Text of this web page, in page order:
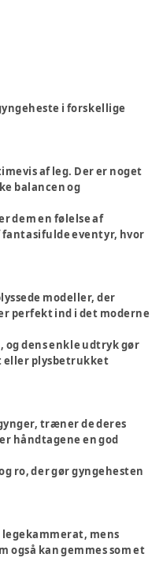
i forskellige
af leg. Der er noget
balancen og
dem en følelse af
fantasifulde eventyr, hvor
modeller, der
perfekt ind i det moderne
og dens enkle udtryk gør
eller plysbetrukket
træner de deres
håndtagene en god
ro, der gør gyngehesten
legekammerat, mens
også kan gemmes som et